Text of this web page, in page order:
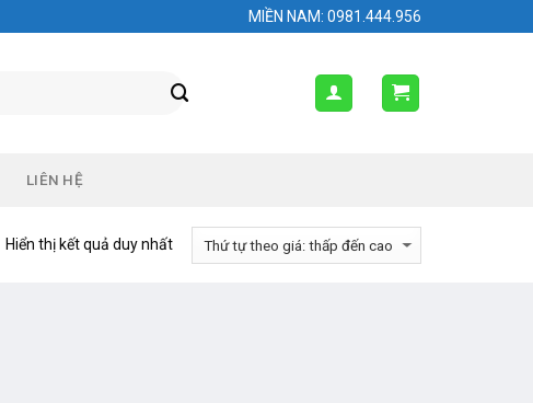
MIỀN NAM: 0981.444.956
LIÊN HỆ
Hiển thị kết quả duy nhất